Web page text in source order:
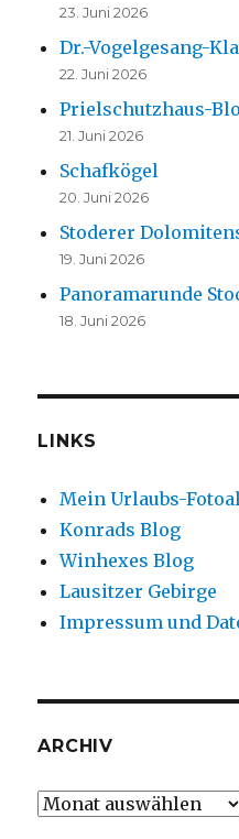
23. Juni 2026
Dr.-Vogelgesang-
22. Juni 2026
Prielschutzhaus-
21. Juni 2026
Schafkögel
20. Juni 2026
Stoderer
19. Juni 2026
Panoramarunde
18. Juni 2026
LINKS
Mein Urlaubs-
Konrads Blog
Winhexes Blog
Lausitzer Gebirge
Impressum und
ARCHIV
Archiv